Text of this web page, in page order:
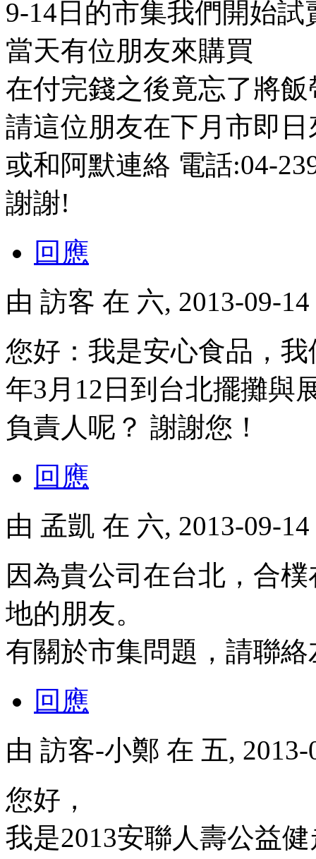
9-14日的市集我們開始
當天有位朋友來購買
在付完錢之後竟忘了將飯
請這位朋友在下月市即日
或和阿默連絡 電話:04-
謝謝!
回應
由 訪客 在 六, 2013-09-
您好：我是安心食品，
年3月12日到台北擺攤與
負責人呢？ 謝謝您！
回應
由 孟凱 在 六, 2013-09-
因為貴公司在台北，合
地的朋友。
有關於市集問題，請聯絡
回應
由 訪客-小鄭 在 五,
您好，
我是2013安聯人壽公益